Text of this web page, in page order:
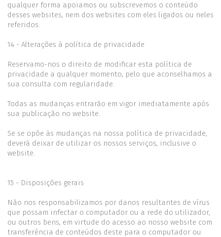
qualquer forma apoiamos ou subscrevemos o conteúdo
desses websites, nem dos websites com eles ligados ou neles
referidos.
14 - Alterações à política de privacidade
Reservamo-nos o direito de modificar esta política de
privacidade a qualquer momento, pelo que aconselhamos a
sua consulta com regularidade.
Todas as mudanças entrarão em vigor imediatamente após
sua publicação no website.
Se se opõe às mudanças na nossa política de privacidade,
deverá deixar de utilizar os nossos serviços, inclusive o
website.
15 - Disposições gerais
Não nos responsabilizamos por danos resultantes de vírus
que possam infectar o computador ou a rede do utilizador,
ou outros bens, em virtude do acesso ao nosso website com
transferência de conteúdos deste para o computador ou